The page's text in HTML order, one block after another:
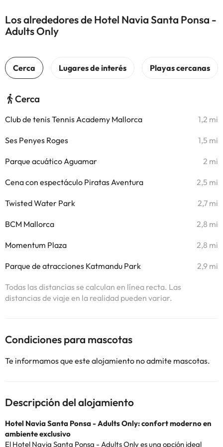
Los alrededores de Hotel Navia Santa Ponsa -
Adults Only
Cerca
Club de tenis Tennis Academy Mallorca 1,2 mi
Ses Penyes Roges 1,5 mi
Parque acuático Aguamar 2 mi
Cena con espectáculo Piratas Aventura 2,5 mi
Twisted Water Park 2,7 mi
BCM Mallorca 2,8 mi
Momentum Plaza 2,8 mi
Parque de atracciones Katmandu Park 2,9 mi
Todas las distancias se calculan en línea recta. Las
distancias de viaje en la realidad pueden variar.
Condiciones para mascotas
Te informamos que este alojamiento no admite mascotas.
Descripción del alojamiento
Hotel Navia Santa Ponsa - Adults Only: confort moderno en
ambiente exclusivo
El Hotel Navia Santa Ponsa - Adults Only es una opción ideal